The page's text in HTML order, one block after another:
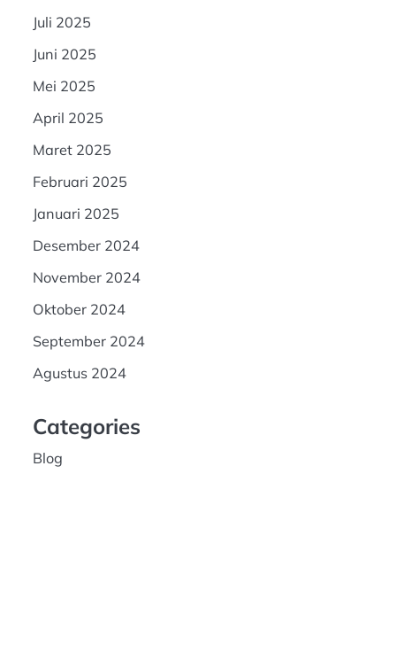
Juli 2025
Juni 2025
Mei 2025
April 2025
Maret 2025
Februari 2025
Januari 2025
Desember 2024
November 2024
Oktober 2024
September 2024
Agustus 2024
Categories
Blog